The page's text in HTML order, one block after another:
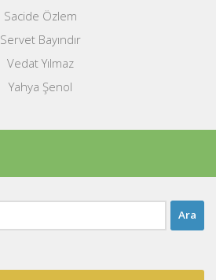
Sacide Özlem
Servet Bayındır
Vedat Yılmaz
Yahya Şenol